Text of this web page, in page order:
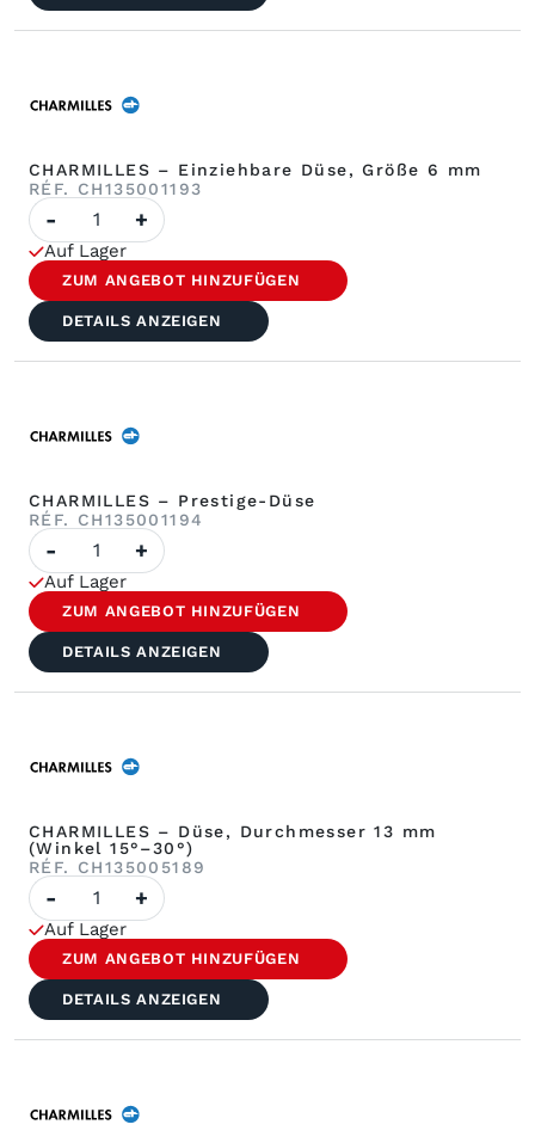
CHARMILLES – Einziehbare Düse, Größe 6 mm
RÉF. CH135001193
Anzahl
CHARMILLES
–
Einziehbare
Düse,
Größe
6
mm
- +
Auf Lager
ZUM ANGEBOT HINZUFÜGEN
DETAILS ANZEIGEN
CHARMILLES – Prestige-Düse
RÉF. CH135001194
Anzahl
CHARMILLES
–
Prestige-
Düse
- +
Auf Lager
ZUM ANGEBOT HINZUFÜGEN
DETAILS ANZEIGEN
CHARMILLES – Düse, Durchmesser 13 mm
(Winkel 15°–30°)
RÉF. CH135005189
Anzahl
CHARMILLES
–
Düse,
Größe
13
mm
(Winkel
15°–
- +
Auf Lager
ZUM ANGEBOT HINZUFÜGEN
DETAILS ANZEIGEN